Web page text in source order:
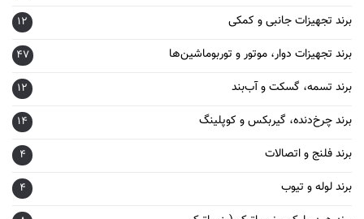
برند تجهیزات جانبی و کمکی 12
برند تجهیزات دوار، موتور و توربوماشین‌ها 47
برند تسمه، گسکت و آب‌بند 12
برند چرخ‌دنده، گیربکس و کوپلینگ 14
برند فلنج و اتصالات 4
برند لوله و تیوب 4